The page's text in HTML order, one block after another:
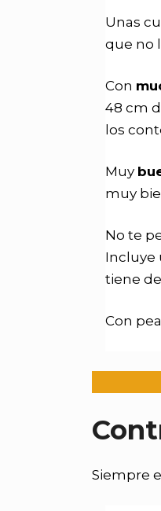
Unas
que no
Con
48 cm
los
Muy
muy
No te
Incluye
tiene
Con
Siempre